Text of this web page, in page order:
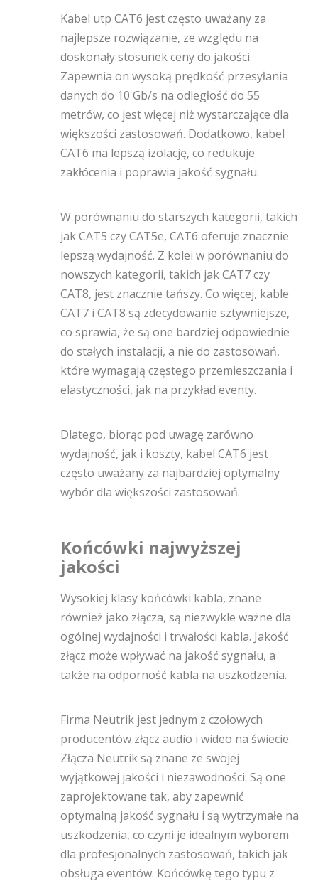
Kabel utp CAT6 jest często uważany za
najlepsze rozwiązanie, ze względu na
doskonały stosunek ceny do jakości.
Zapewnia on wysoką prędkość przesyłania
danych do 10 Gb/s na odległość do 55
metrów, co jest więcej niż wystarczające dla
większości zastosowań. Dodatkowo, kabel
CAT6 ma lepszą izolację, co redukuje
zakłócenia i poprawia jakość sygnału.
W porównaniu do starszych kategorii, takich
jak CAT5 czy CAT5e, CAT6 oferuje znacznie
lepszą wydajność. Z kolei w porównaniu do
nowszych kategorii, takich jak CAT7 czy
CAT8, jest znacznie tańszy. Co więcej, kable
CAT7 i CAT8 są zdecydowanie sztywniejsze,
co sprawia, że są one bardziej odpowiednie
do stałych instalacji, a nie do zastosowań,
które wymagają częstego przemieszczania i
elastyczności, jak na przykład eventy.
Dlatego, biorąc pod uwagę zarówno
wydajność, jak i koszty, kabel CAT6 jest
często uważany za najbardziej optymalny
wybór dla większości zastosowań.
Końcówki najwyższej
jakości
Wysokiej klasy końcówki kabla, znane
również jako złącza, są niezwykle ważne dla
ogólnej wydajności i trwałości kabla. Jakość
złącz może wpływać na jakość sygnału, a
także na odporność kabla na uszkodzenia.
Firma Neutrik jest jednym z czołowych
producentów złącz audio i wideo na świecie.
Złącza Neutrik są znane ze swojej
wyjątkowej jakości i niezawodności. Są one
zaprojektowane tak, aby zapewnić
optymalną jakość sygnału i są wytrzymałe na
uszkodzenia, co czyni je idealnym wyborem
dla profesjonalnych zastosowań, takich jak
obsługa eventów. Końcówkę tego typu z